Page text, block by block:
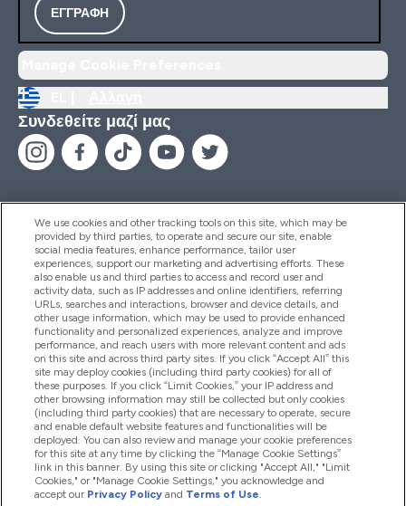
ΕΓΓΡΑΦΉ
Συνδεθείτε μαζί μας
Βοήθεια & Πληροφορίες
Προϊόντα
Εταιρικές Πληροφορίες
Εκπτώσεις & Ανταμοιβές
2026 The Hut.com Ltd
We use cookies and other tracking tools on this site, which may be
provided by third parties, to operate and secure our site, enable
social media features, enhance performance, tailor user
experiences, support our marketing and advertising efforts. These
also enable us and third parties to access and record user and
activity data, such as IP addresses and online identifiers, referring
URLs, searches and interactions, browser and device details, and
other usage information, which may be used to provide enhanced
functionality and personalized experiences, analyze and improve
performance, and reach users with more relevant content and ads
on this site and across third party sites. If you click “Accept All” this
site may deploy cookies (including third party cookies) for all of
these purposes. If you click “Limit Cookies,” your IP address and
other browsing information may still be collected but only cookies
(including third party cookies) that are necessary to operate, secure
and enable default website features and functionalities will be
deployed. You can also review and manage your cookie preferences
for this site at any time by clicking the “Manage Cookie Settings”
link in this banner. By using this site or clicking "Accept All," "Limit
Cookies," or "Manage Cookie Settings," you acknowledge and
accept our Privacy Policy and Terms of Use.